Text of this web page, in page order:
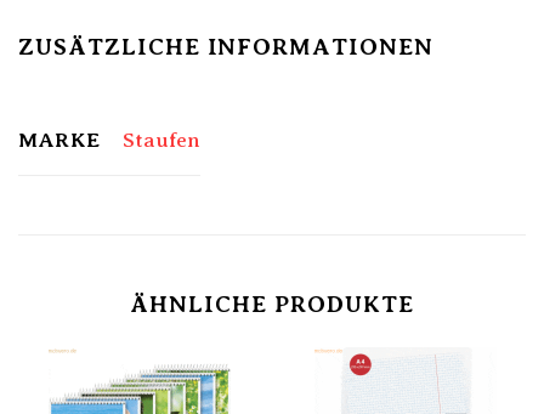
ZUSÄTZLICHE INFORMATIONEN
MARKE Staufen
ÄHNLICHE PRODUKTE